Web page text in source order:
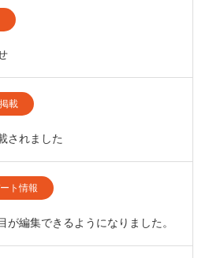
載
されました
ト情報
が編集できるようになりました。